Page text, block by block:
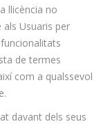
llicència no
als Usuaris per
de termes
com a qualssevol
davant dels seus